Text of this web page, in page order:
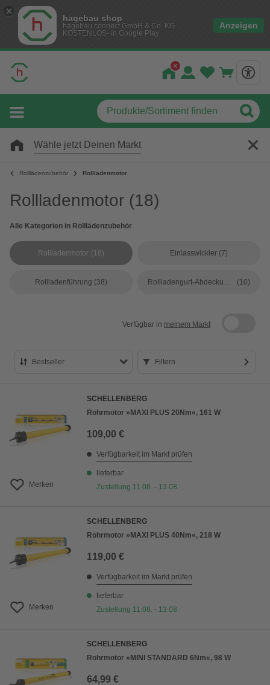
hagebau shop
hagebau connect GmbH & Co. KG
KOSTENLOS- In Google Play
Anzeigen
Wähle jetzt Deinen Markt
Rolllädenzubehör Rollladenmotor
Rollladenmotor (18)
Alle Kategorien in Rolllädenzubehör
Rollladenmotor (18) Einlasswickler (7)
Rollladenführung (38) Rollladengurt-Abdeckungen (10)
Verfügbar in meinem Markt
Bestseller
Preis aufsteigend
Preis absteigend
Filtern
Merken
SCHELLENBERG
Rohrmotor »MAXI PLUS 20Nm«, 161 W
109,00 €
Verfügbarkeit im Markt prüfen
lieferbar
Zustellung 11.08. - 13.08.
Merken
SCHELLENBERG
Rohrmotor »MAXI PLUS 40Nm«, 218 W
119,00 €
Verfügbarkeit im Markt prüfen
lieferbar
Zustellung 11.08. - 13.08.
SCHELLENBERG
Rohrmotor »MINI STANDARD 6Nm«, 98 W
64,99 €